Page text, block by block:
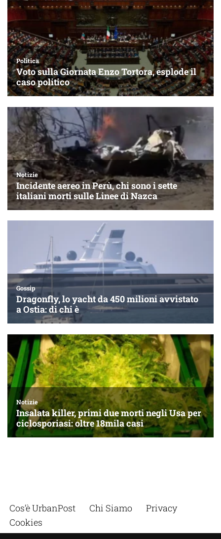
Cos’è UrbanPost Chi Siamo
Privacy
Cookies